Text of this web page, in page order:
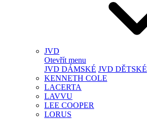
JVD
Otevřít menu
JVD DÁMSKÉ JVD DĚTSKÉ
KENNETH COLE
LACERTA
LAVVU
LEE COOPER
LORUS